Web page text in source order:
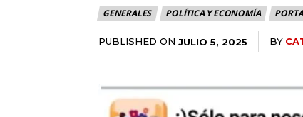
GENERALES POLÍTICA Y ECONOMÍA
PUBLISHED ON JULIO 5, 2025 BY